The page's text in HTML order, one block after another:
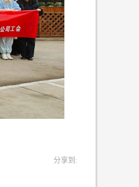
分享到: